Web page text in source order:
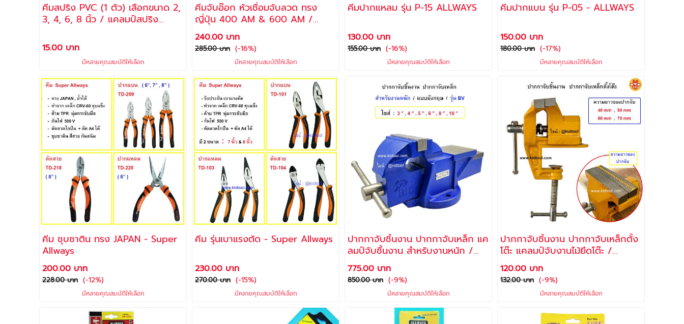
คีมสปริง PVC (1 ตัว) เลือกขนาด 2,
3, 4, 6, 8 นิ้ว / แคลมป์สปริง
15.00 บาท
มีหลายคุณสมบัติให้เลือก
คีมจับอ๊อก หัวเชื่อมจับลวด ทรง
ญี่ปุ่น 400 AM & 600 AM /
ALLWAYS
240.00 บาท
285.00 บาท (-16%)
มีหลายคุณสมบัติให้เลือก
คีมปากแหลม รุ่น P-15 ALLWAYS
130.00 บาท
155.00 บาท (-16%)
มีหลายคุณสมบัติให้เลือก
คีมปากแบน รุ่น P-05 - ALLWAYS
150.00 บาท
180.00 บาท (-17%)
มีหลายคุณสมบัติให้เลือก
คีม ชุบซาติน ทรง JAPAN - Super
Allways
200.00 บาท
228.00 บาท (-12%)
มีหลายคุณสมบัติให้เลือก
คีม รุ่นเบาแรงตัด - Super Allways
230.00 บาท
270.00 บาท (-15%)
มีหลายคุณสมบัติให้เลือก
ปากกาจับชิ้นงาน ปากกาจับเหล็ก แค
ลมป์จับชื้นงาน สำหรับงานหนัก /
ตราช้าง
775.00 บาท
850.00 บาท (-9%)
มีหลายคุณสมบัติให้เลือก
ปากกาจับชิ้นงาน ปากกาจับเหล็กตั้ง
โต๊ะ แคลมป์จับงานไม้ยึดโต๊ะ /
ALLWAYS
120.00 บาท
132.00 บาท (-9%)
มีหลายคุณสมบัติให้เลือก